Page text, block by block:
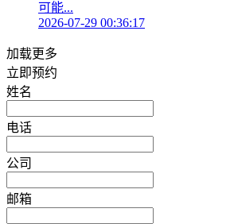
可能...
2026-07-29 00:36:17
加载更多
立即预约
姓名
电话
公司
邮箱